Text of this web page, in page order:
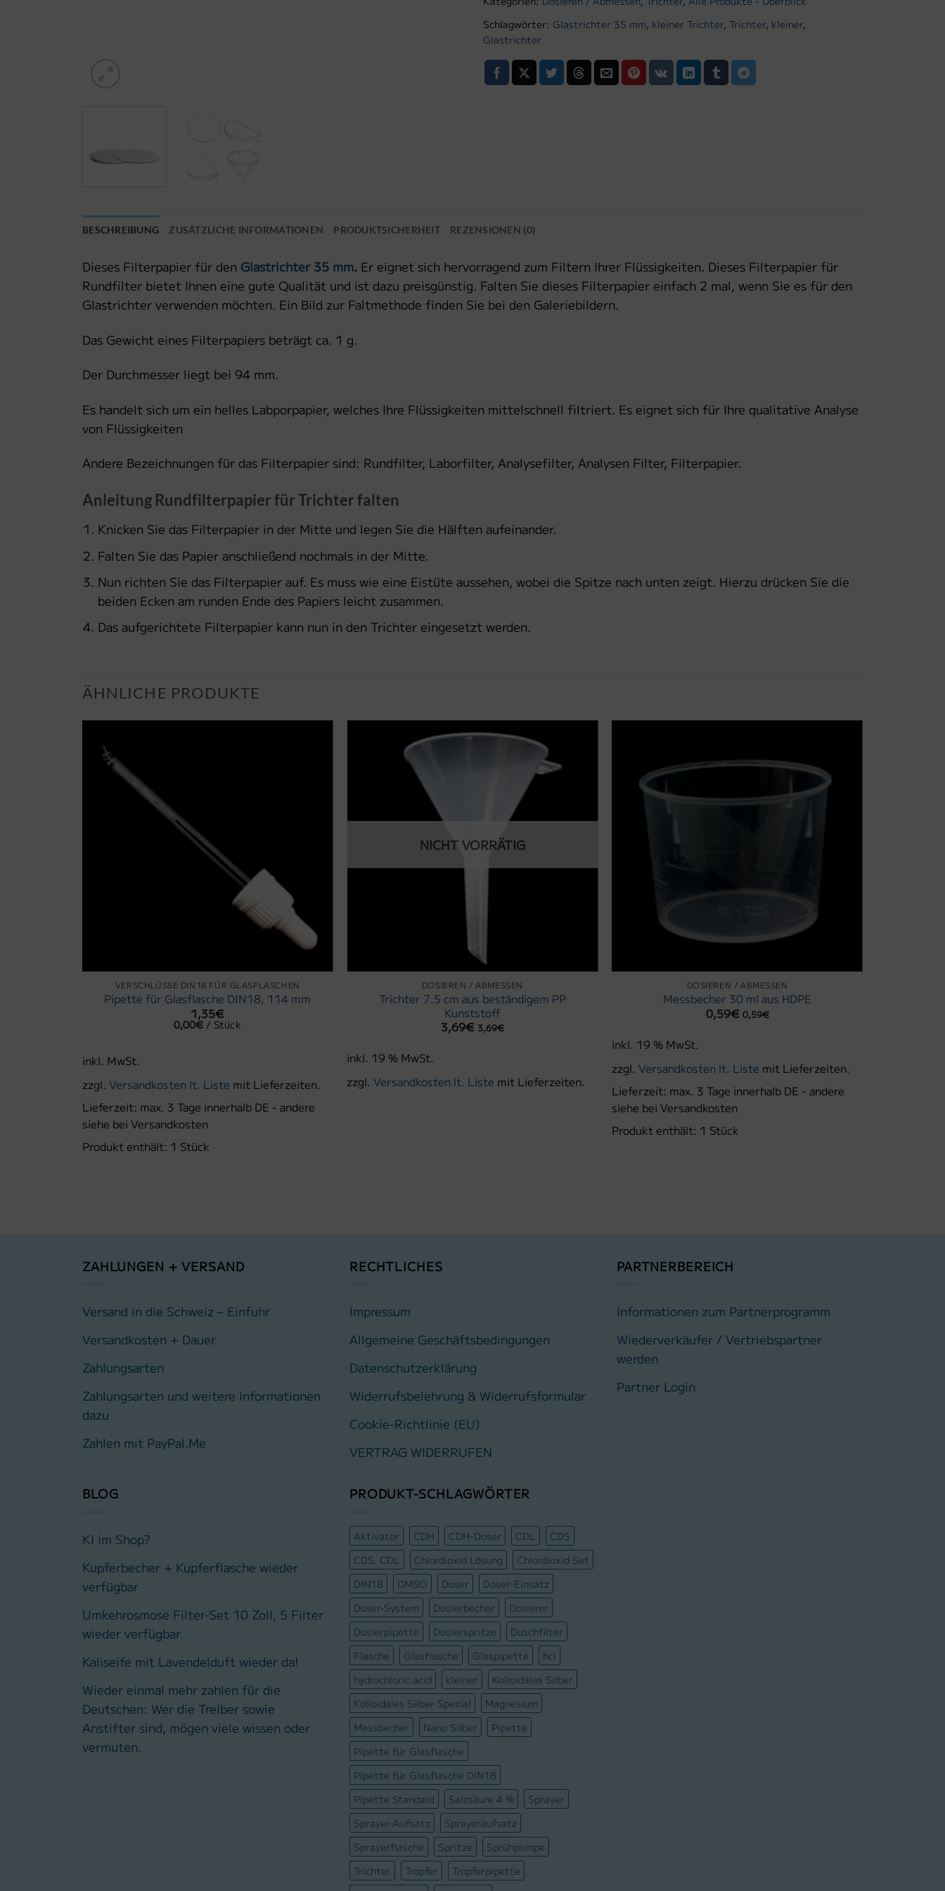
Schlagwörter: Glastrichter 35 mm, kleiner Trichter, Trichter, kleiner,
Glastrichter
BESCHREIBUNG ZUSÄTZLICHE INFORMATIONEN PRODUKTSICHERHEIT REZENSIONEN (0)
Dieses Filterpapier für den Glastrichter 35 mm. Er eignet sich hervorragend zum Filtern Ihrer Flüssigkeiten. Dieses Filterpapier für
Rundfilter bietet Ihnen eine gute Qualität und ist dazu preisgünstig. Falten Sie dieses Filterpapier einfach 2 mal, wenn Sie es für den
Glastrichter verwenden möchten. Ein Bild zur Faltmethode finden Sie bei den Galeriebildern.
Das Gewicht eines Filterpapiers beträgt ca. 1 g.
Der Durchmesser liegt bei 94 mm.
Es handelt sich um ein helles Labporpapier, welches Ihre Flüssigkeiten mittelschnell filtriert. Es eignet sich für Ihre qualitative Analyse
von Flüssigkeiten
Andere Bezeichnungen für das Filterpapier sind: Rundfilter, Laborfilter, Analysefilter, Analysen Filter, Filterpapier.
Anleitung Rundfilterpapier für Trichter falten
Knicken Sie das Filterpapier in der Mitte und legen Sie die Hälften aufeinander.
Falten Sie das Papier anschließend nochmals in der Mitte.
Nun richten Sie das Filterpapier auf. Es muss wie eine Eistüte aussehen, wobei die Spitze nach unten zeigt. Hierzu drücken Sie die
beiden Ecken am runden Ende des Papiers leicht zusammen.
Das aufgerichtete Filterpapier kann nun in den Trichter eingesetzt werden.
ÄHNLICHE PRODUKTE
VERSCHLÜSSE DIN18 FÜR GLASFLASCHEN
Pipette für Glasflasche DIN18, 114 mm
1,35€
0,00€ / Stück
inkl. MwSt.
zzgl. Versandkosten lt. Liste mit Lieferzeiten.
Lieferzeit: max. 3 Tage innerhalb DE - andere
siehe bei Versandkosten
Produkt enthält: 1 Stück
NICHT VORRÄTIG
DOSIEREN / ABMESSEN
Trichter 7.5 cm aus beständigem PP
Kunststoff
3,69€ 3,69€
inkl. 19 % MwSt.
zzgl.Versandkosten lt. Liste mit Lieferzeiten.
DOSIEREN / ABMESSEN
Messbecher 30 ml aus HDPE
0,59€ 0,59€
inkl. 19 % MwSt.
zzgl.Versandkosten lt. Liste mit Lieferzeiten.
Lieferzeit: max. 3 Tage innerhalb DE - andere
siehe bei Versandkosten
Produkt enthält: 1 Stück
ZAHLUNGEN + VERSAND
Versand in die Schweiz – Einfuhr
Versandkosten + Dauer
Zahlungsarten
Zahlungsarten und weitere Informationen
dazu
Zahlen mit PayPal.Me
RECHTLICHES
Impressum
Allgemeine Geschäftsbedingungen
Datenschutzerklärung
Widerrufsbelehrung & Widerrufsformular
Cookie-Richtlinie (EU)
VERTRAG WIDERRUFEN
PARTNERBEREICH
Informationen zum Partnerprogramm
Wiederverkäufer / Vertriebspartner
werden
Partner Login
BLOG
KI im Shop?
Kupferbecher + Kupferflasche wieder
verfügbar
Umkehrosmose Filter-Set 10 Zoll, 5 Filter
wieder verfügbar
Kaliseife mit Lavendelduft wieder da!
Wieder einmal mehr zahlen für die
Deutschen: Wer die Treiber sowie
Anstifter sind, mögen viele wissen oder
vermuten.
PRODUKT-SCHLAGWÖRTER
Aktivator CDH CDH-Doser CDL
CDS
CDS. CDL
Chlordioxid Lösung
Chlordioxid Set
DIN18
DMSO Doser
Doser-Einsatz
Doser-System
Dosierbecher
Dosierer
Dosierpipette
Dosierspritze
Duschfilter
Flasche
Glasflasche Glaspipette
hcl
hydrochloric acid
kleiner
Kolloidales Silber
Kolloidales Silber Spezial
Magnesium
Messbecher
Nano Silber
Pipette
Pipette für Glasflasche
Pipette für Glasflasche DIN18
Pipette Standard
Salzsäure 4 %
Sprayer
Sprayer-Aufsatz
Sprayeraufsatz
Sprayerflasche
Spritze
Sprühpumpe
Trichter
Tropfer
Tropferpipette